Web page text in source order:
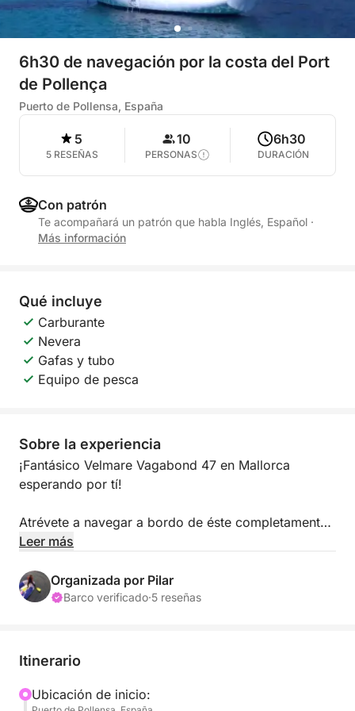
6h30 de navegación por la costa del Port
de Pollença
Puerto de Pollensa, España
5
5 RESEÑAS
10
PERSONAS
6h30
DURACIÓN
Con patrón
Te acompañará un patrón que habla Inglés, Español ·
Más información
Qué incluye
Carburante
Nevera
Gafas y tubo
Equipo de pesca
Sobre la experiencia
¡Fantásico Velmare Vagabond 47 en Mallorca
esperando por tí!
Atrévete a navegar a bordo de éste completamente
restaurado velero de 14 metros de eslora y mas de 4
vacaciones de ensueño en esta embarcación junto
con tu familia y amigos. Gozarás de todo lo que
Podrás navegar por las aguas cristalinas de la isla
velero está dotado cómodas cabinas, salón
Leer más
Organizada por Pilar
Barco verificado·5 reseñas
Itinerario
Ubicación de inicio: